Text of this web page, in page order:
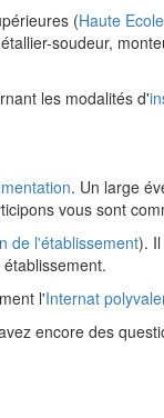
(Haute
soudeur,
les modalités d'
. Un large
vous sont
de l'établissement).
l'Internat
encore des